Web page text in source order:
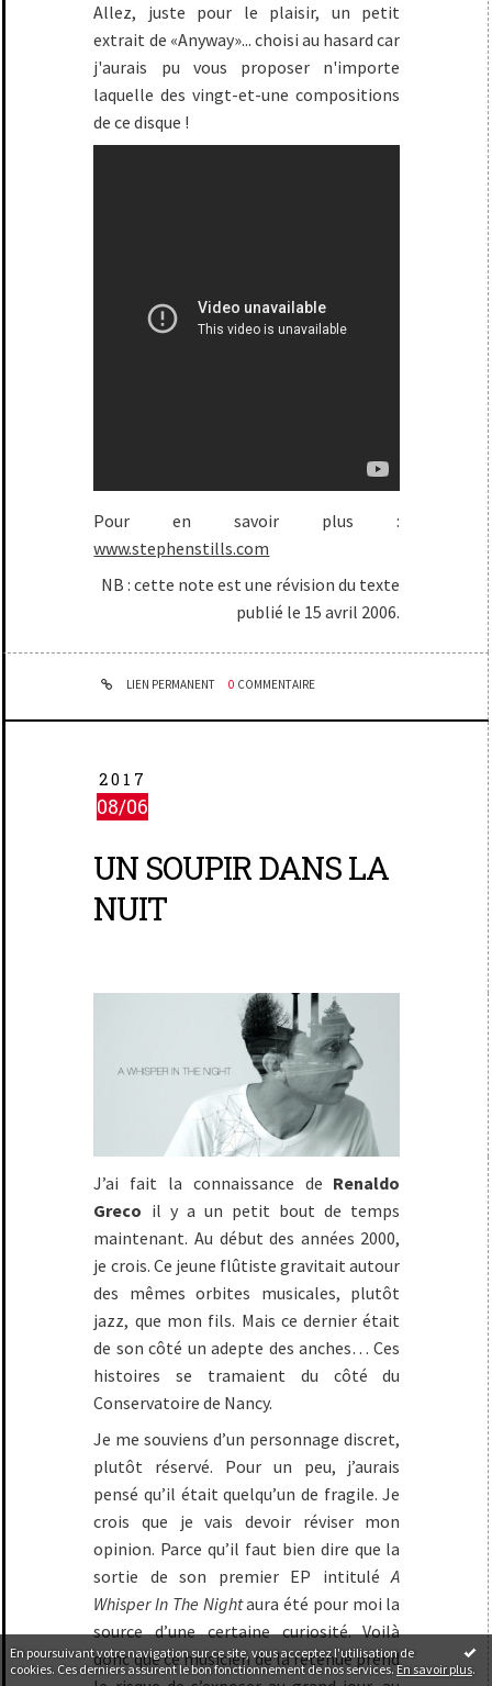
En poursuivant votre navigation sur ce site, vous acceptez l'utilisation de
cookies. Ces derniers assurent le bon fonctionnement de nos services.En savoir plus.
Allez, juste pour le plaisir, un petit
extrait de «Anyway»... choisi au hasard car
j'aurais pu vous proposer n'importe
laquelle des vingt-et-une compositions
de ce disque !
Pour en savoir plus :
www.stephenstills.com
NB : cette note est une révision du texte
publié le 15 avril 2006.
LIEN PERMANENT 0 COMMENTAIRE
2017
08/06
UN SOUPIR DANS LA
NUIT
J’ai fait la connaissance de Renaldo
Greco il y a un petit bout de temps
maintenant. Au début des années 2000,
je crois. Ce jeune flûtiste gravitait autour
des mêmes orbites musicales, plutôt
jazz, que mon fils. Mais ce dernier était
de son côté un adepte des anches… Ces
histoires se tramaient du côté du
Conservatoire de Nancy.
Je me souviens d’un personnage discret,
plutôt réservé. Pour un peu, j’aurais
pensé qu’il était quelqu’un de fragile. Je
crois que je vais devoir réviser mon
opinion. Parce qu’il faut bien dire que la
sortie de son premier EP intituléA
Whisper In The Nightaura été pour moi la
source d’une certaine curiosité. Voilà
donc que ce musicien de la retenue prend